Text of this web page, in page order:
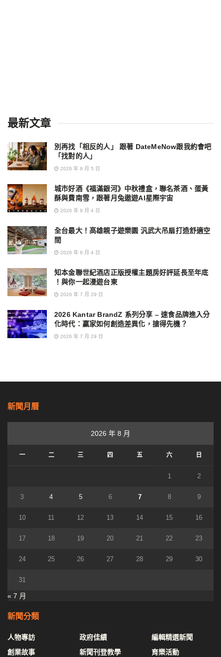
最新文章
別再找「相反的人」 跟著 DateMeNow跟我約會吧
「找對的人」
2026 年 8 月 5 日
城市好酒《福滿銀河》中秋禮盒，聯名茶酒、蛋黃
酥與費南雪，跟著月兔遨遊AI星際宇宙
2026 年 8 月 4 日
全台最大！高雄親子遊樂園 汎武大吊扇打造舒適空
間
2026 年 8 月 4 日
知本金聯世紀酒店正版授權主題房好評延長至年底
！與你一起漫遊台東
2026 年 7 月 29 日
2026 Kantar BrandZ 系列分享 – 速食品牌進入分
化時代：贏家如何創造差異化，搶得先機？
2026 年 7 月 29 日
新聞月曆
2026 年 8 月
一 二 三 四 五 六 日
1 2
3 4 5 6 7 8 9
10 11 12 13 14 15 16
17 18 19 20 21 22 23
24 25 26 27 28 29 30
31
« 7 月
新聞分類
人物專訪
創業故事
政府佳績
新聞刊登教學
編輯精選新聞
育樂活動